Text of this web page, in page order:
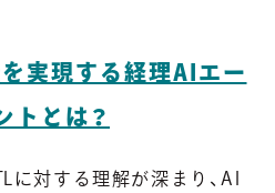
実現する経理AIエー
トとは？
に対する理解が深まり、AI